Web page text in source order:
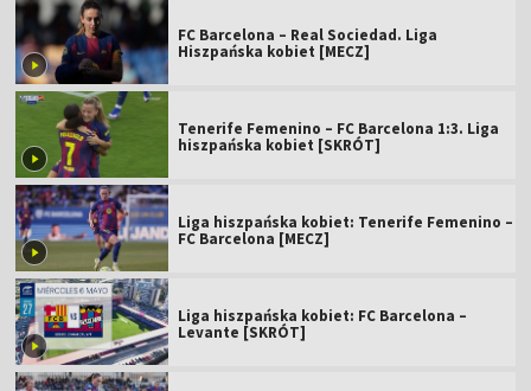
FC Barcelona – Real Sociedad. Liga
Hiszpańska kobiet [MECZ]
Tenerife Femenino – FC Barcelona 1:3. Liga
hiszpańska kobiet [SKRÓT]
Liga hiszpańska kobiet: Tenerife Femenino –
FC Barcelona [MECZ]
Liga hiszpańska kobiet: FC Barcelona –
Levante [SKRÓT]